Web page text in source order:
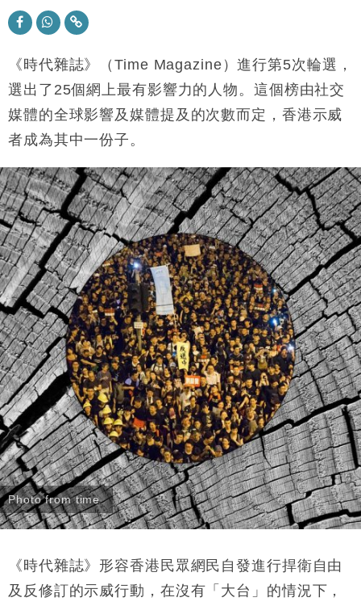
17:33
及消費表現
損失近6900萬元
16:05
財經｜日經失守6.5萬點後回穩 全周仍升近2%
粦接任
15:11
財經｜韓股反覆波動收跌 連挫7周創逾3年最長跌勢
13:44
財經｜內地7月美元計價出口增近24%勝預期 貿易順
差達1125億美元
12:44
財經｜日本春季三度入市撐日圓 4月單日斥6.28萬億
日圓干預創新高
11:12
國際｜特朗普料美伊戰事快結束 承認部分彈藥庫存緊
張
15:59
財經｜SA售股自救後再出手 斥4億美元押注未上市公
司
《時代雜誌》（Time Magazine）進行第5次輪選，
選出了25個網上最有影響力的人物。這個榜由社交
媒體的全球影響及媒體提及的次數而定，香港示威
者成為其中一份子。
Photo from time
《時代雜誌》形容香港民眾網民自發進行捍衛自由
及反修訂的示威行動，在沒有「大台」的情況下，